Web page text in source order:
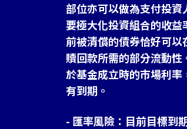
部位亦可以做為支付投
要極大化投資組合的收
前被清償的債券恰好可
贖回款所需的部分流動
於基金成立時的市場利
有到期。
- 匯率風險：目前目標到